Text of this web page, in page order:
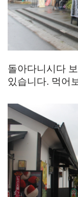
돌아다니시다
있습니다. 먹어